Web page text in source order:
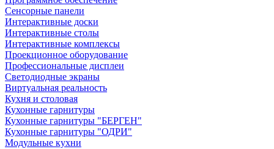
Сенсорные панели
Интерактивные доски
Интерактивные столы
Интерактивные комплексы
Проекционное оборудование
Профессиональные дисплеи
Светодиодные экраны
Виртуальная реальность
Кухня и столовая
Кухонные гарнитуры
Кухонные гарнитуры "БЕРГЕН"
Кухонные гарнитуры "ОДРИ"
Модульные кухни